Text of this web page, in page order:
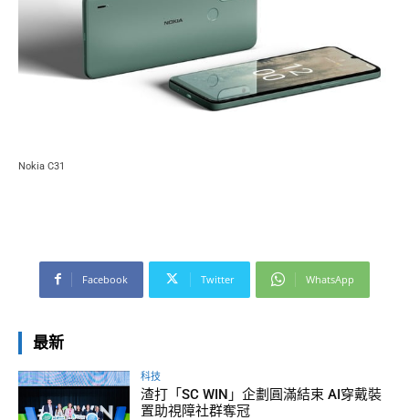
Nokia C31
Facebook Twitter WhatsApp
最新
科技
渣打「SC WIN」企劃圓滿結束 AI穿戴裝
置助視障社群奪冠